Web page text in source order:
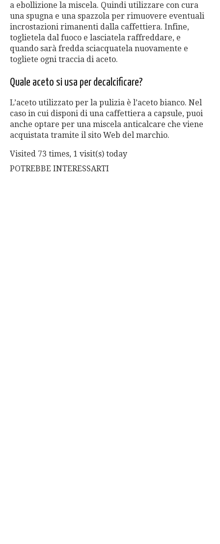
a ebollizione la miscela. Quindi utilizzare con cura
una spugna e una spazzola per rimuovere eventuali
incrostazioni rimanenti dalla caffettiera. Infine,
toglietela dal fuoco e lasciatela raffreddare, e
quando sarà fredda sciacquatela nuovamente e
togliete ogni traccia di aceto.
Quale aceto si usa per decalcificare?
L’aceto utilizzato per la pulizia è l’aceto bianco. Nel
caso in cui disponi di una caffettiera a capsule, puoi
anche optare per una miscela anticalcare che viene
acquistata tramite il sito Web del marchio.
Visited 73 times, 1 visit(s) today
POTREBBE INTERESSARTI